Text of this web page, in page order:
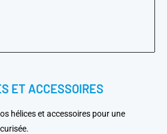
ET ACCESSOIRES
hélices et accessoires pour une